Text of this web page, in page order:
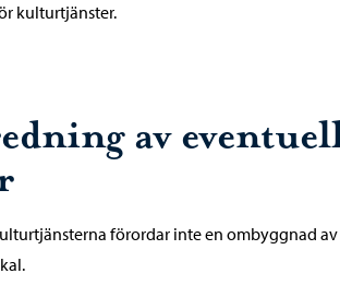
kulturtjänster.
av
förordar inte en ombyggnad av